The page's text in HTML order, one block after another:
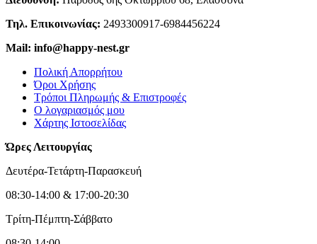
Τηλ. Επικοινωνίας: 2493300917-6984456224
Mail: info@happy-nest.gr
Πολική Απορρήτου
Όροι Χρήσης
Τρόποι Πληρωμής & Επιστροφές
Ο λογαριασμός μου
Χάρτης Ιστοσελίδας
Ώρες Λειτουργίας
Δευτέρα-Τετάρτη-Παρασκευή
08:30-14:00 & 17:00-20:30
Τρίτη-Πέμπτη-Σάββατο